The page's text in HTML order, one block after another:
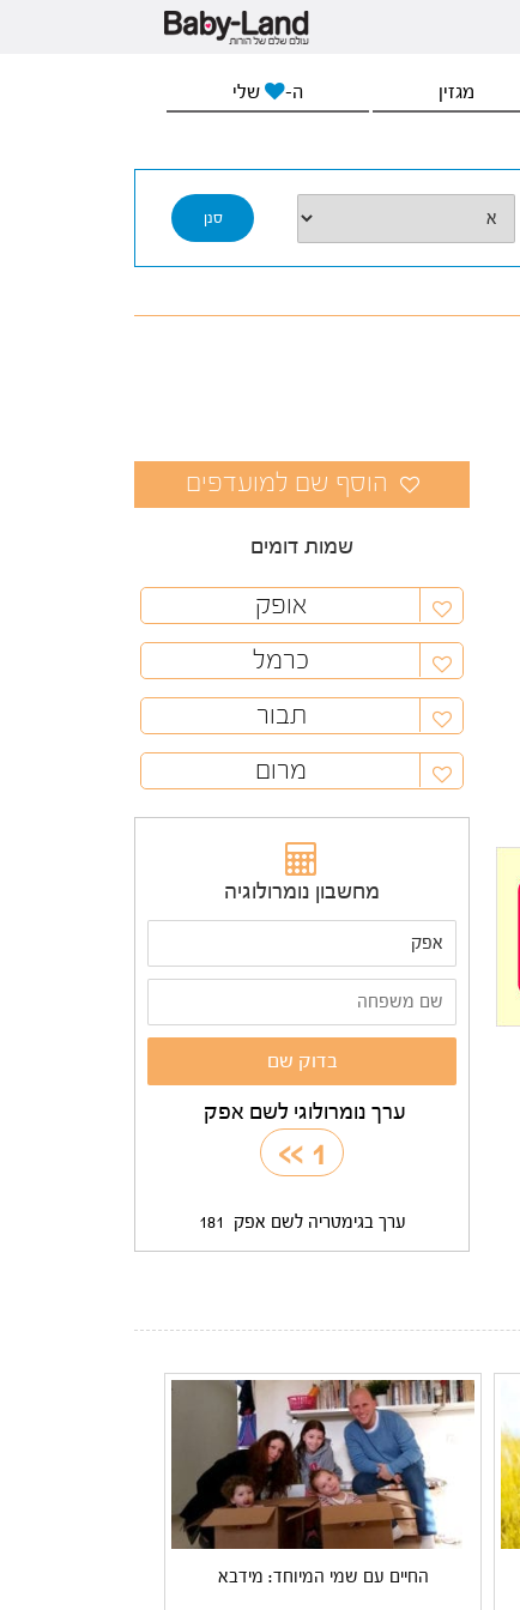
מגזין ה- שלי
שמות דומים
אופק
כרמל
תבור
מרום
מחשבון נומרולוגיה
ערך נומרולוגי לשם אפק
1
>>
ערך בגימטריה לשם אפק 181
החיים עם שמי המיוחד: מידבא